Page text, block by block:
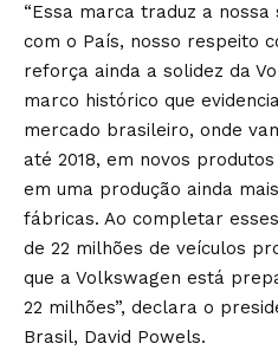
“Essa marca traduz a
com o País, nosso respeito
reforça ainda a solidez da
marco histórico que
mercado brasileiro, onde
até 2018, em novos
em uma produção ainda
fábricas. Ao completar
de 22 milhões de veículos
que a Volkswagen está
22 milhões”, declara o
Brasil, David Powels.